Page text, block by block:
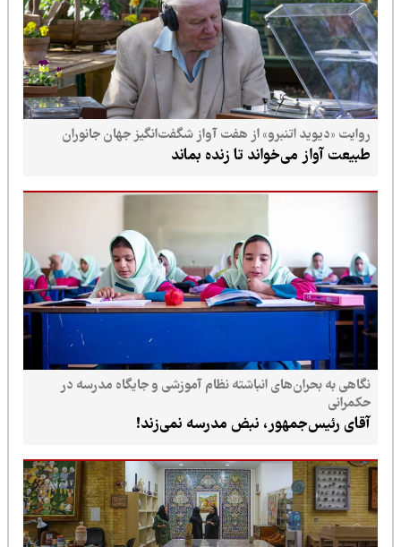
روایت «دیوید اتنبرو» از هفت آواز شگفت‌انگیز جهان جانوران
طبیعت آواز می‌خواند تا زنده بماند
نگاهی به بحران‌های انباشته نظام آموزشی و جایگاه مدرسه در
حکمرانی
آقای رئیس‌جمهور، نبض مدرسه نمی‌زند!